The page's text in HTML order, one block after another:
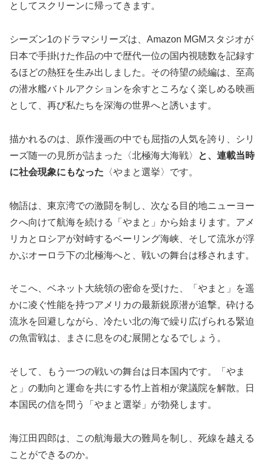
としてスクリーンに帰ってきます。
シーズン1のドラマシリーズは、Amazon MGMスタジオが
日本で手掛けた作品の中で歴代一位の国内視聴数を記録す
るほどの熱狂を生み出しました。その待望の続編は、至高
の潜水艦バトルアクションを余すところなく楽しめる映画
として、再び私たちを深海の世界へと誘います。
描かれるのは、原作漫画の中でも屈指の人気を誇り、シリ
ーズ随一の見所が詰まった〈北極海大海戦〉
と、連載当時
に社会現象にもなった 〈やまと選挙〉です。
物語は、東京湾での激闘を制し、次なる目的地ニューヨー
クへ向けて航海を続ける「やまと」から始まります。アメ
リカとロシアが対峙するベーリング海峡、そして流氷が浮
かぶオーロラ下の北極海へと、戦いの舞台は移されます。
そこへ、ベネット大統領の密命を受けた、「やまと」を遥
かに凌ぐ性能を持つアメリカの最新鋭原潜が追撃。砕ける
流氷を回避しながら、冷たい北の海で繰り広げられる緊迫
の魚雷戦は、まさに息をのむ展開となるでしょう。
そして、もう一つの戦いの舞台は日本国内です。「やま
と」の動向と運命を共にする竹上首相が衆議院を解散。日
本国民の信を問う「やまと選挙」が勃発します。
海江田四郎は、この航海最大の難局を制し、死線を越える
ことができるのか。